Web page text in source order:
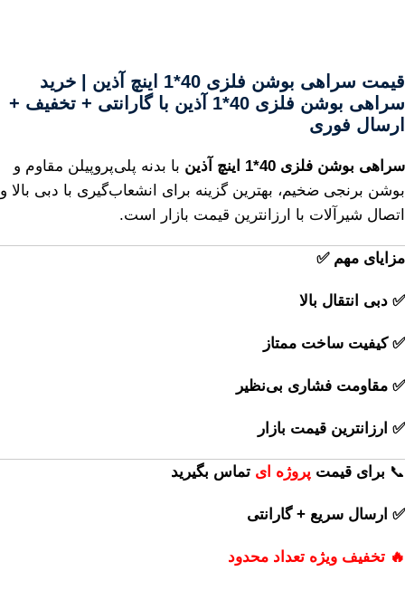
قیمت سراهی بوشن فلزی 40*1 اینچ آذین | خرید
سراهی بوشن فلزی 40*1 آذین با گارانتی + تخفیف +
ارسال فوری
سراهی بوشن فلزی 40*1 اینچ آذین
با بدنه پلی‌پروپیلن مقاوم و
بوشن برنجی ضخیم، بهترین گزینه برای انشعاب‌گیری با دبی بالا و
اتصال شیرآلات با ارزانترین قیمت بازار است.
مزایای مهم ✅
✅ دبی انتقال بالا
✅ کیفیت ساخت ممتاز
✅ مقاومت فشاری بی‌نظیر
✅ ارزانترین قیمت بازار
📞 برای قیمت پروژه ای تماس بگیرید
✅ ارسال سریع + گارانتی
🔥 تخفیف ویژه تعداد محدود